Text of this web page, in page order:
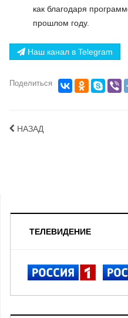
как благодаря
прошлом году.
Наш канал в Telegram
Поделиться
НАЗАД
ТЕЛЕВИДЕНИЕ